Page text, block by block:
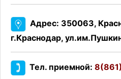
Адрес: 350063,
г.Краснодар,
Тел. приемной: